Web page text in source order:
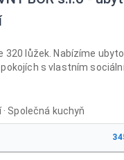
320 lůžek. Nabízíme
pokojích s vlastním
· Společná kuchyň